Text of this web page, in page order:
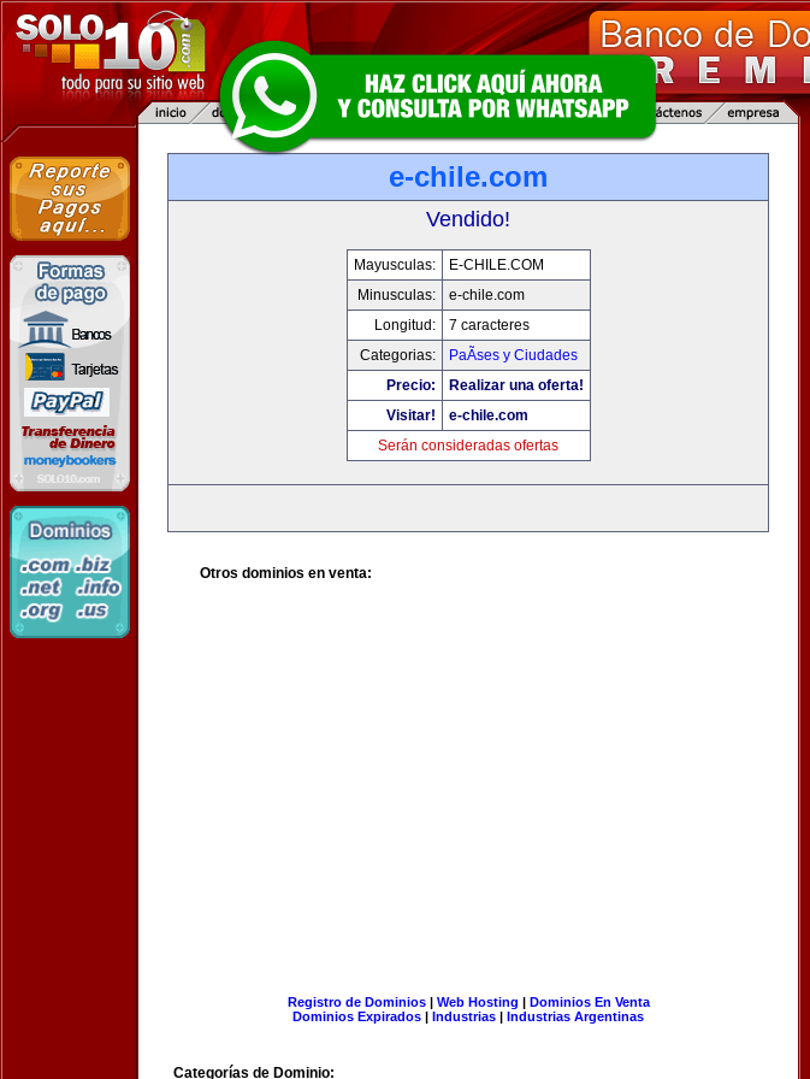
e-chile.com
Vendido!
Mayusculas:
E-CHILE.COM
Minusculas:
e-chile.com
Longitud:
7 caracteres
Categorias:
PaÃ­ses y Ciudades
Precio:
Realizar una oferta!
Visitar!
e-chile.com
Serán consideradas ofertas
Otros dominios en venta:
Registro de Dominios| Web Hosting | Dominios En Venta
Dominios Expirados | Industrias | Industrias Argentinas
Categorías de Dominio: